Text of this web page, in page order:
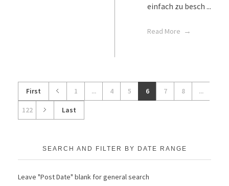
einfach zu besch ...
Read More
First 1 ... 4 5 6 7 8 ...
122 Last
SEARCH AND FILTER BY DATE RANGE
Leave "Post Date" blank for general search